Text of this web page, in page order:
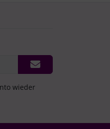
wieder